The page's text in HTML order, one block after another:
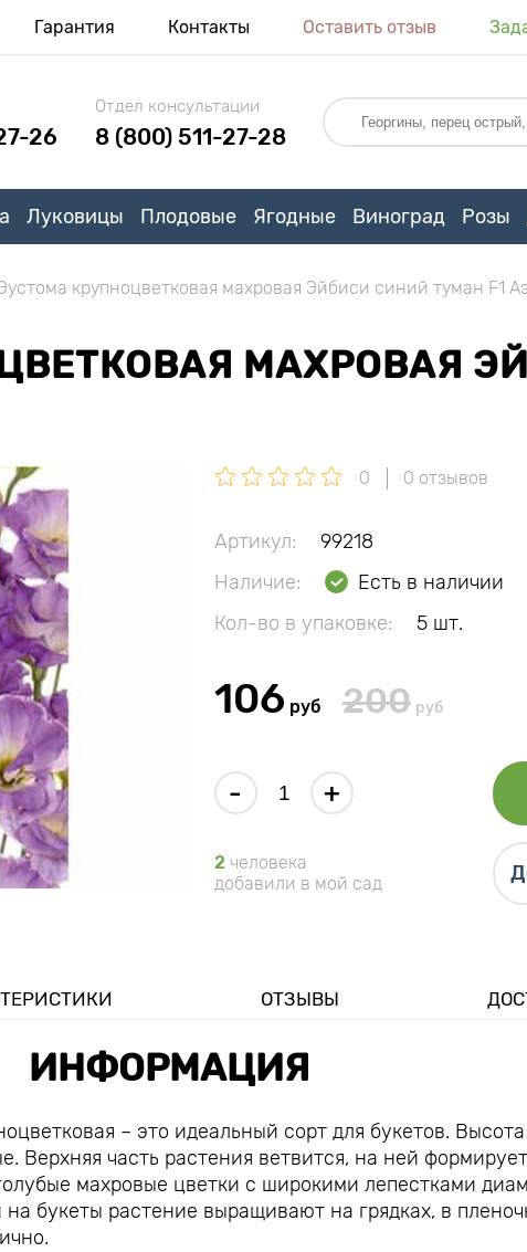
Гарантия Контакты Оставить отзыв
26
Отдел консультации
8 (800) 511-27-28
Луковицы Плодовые Ягодные Виноград Розы
крупноцветковая махровая Эйбиси синий туман F1
МАХРОВАЯ
0 0 отзывов
Артикул:
99218
Наличие:
Есть в наличии
Кол-во в упаковке:
5 шт.
106 руб 200 руб
- +
2 человека
добавили в мой сад
ОТЗЫВЫ
ИНФОРМАЦИЯ
– это идеальный сорт для букетов.
Верхняя часть растения ветвится, на ней
махровые цветки с широкими лепестками
букеты растение выращивают на грядках, в